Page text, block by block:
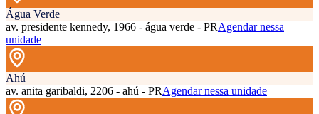
Água Verde
av. presidente kennedy, 1966 - água verde - PRAgendar nessa
unidade
Ahú
av. anita garibaldi, 2206 - ahú - PRAgendar nessa unidade